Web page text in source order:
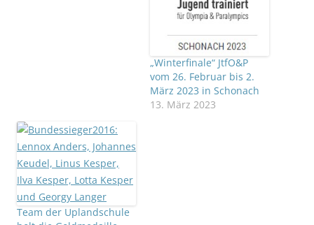
„Winterfinale“ JtfO&P
vom 26. Februar bis 2.
März 2023 in Schonach
13. März 2023
Team der Uplandschule